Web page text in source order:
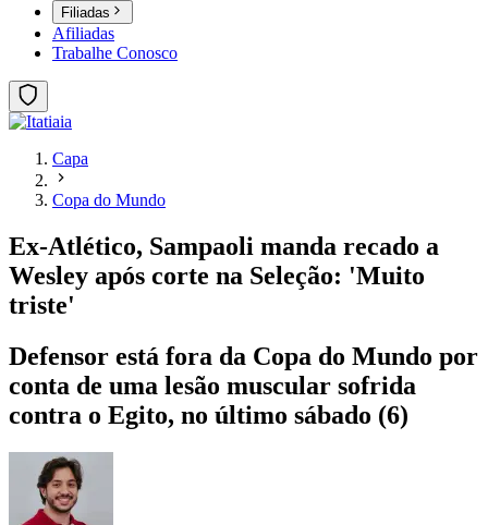
Filiadas
Afiliadas
Trabalhe Conosco
Capa
Copa do Mundo
Ex-Atlético, Sampaoli manda recado a
Wesley após corte na Seleção: 'Muito
triste'
Defensor está fora da Copa do Mundo por
conta de uma lesão muscular sofrida
contra o Egito, no último sábado (6)